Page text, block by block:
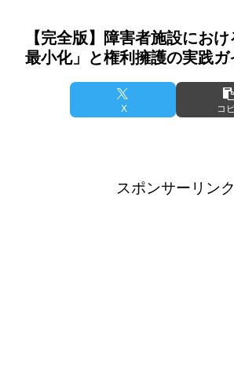
【完全版】障害者施設にお
最小化」と権利擁護の実践ガ
X コ
スポンサーリンク